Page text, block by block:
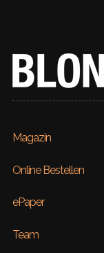
Magazin
Online Bestellen
ePaper
Team